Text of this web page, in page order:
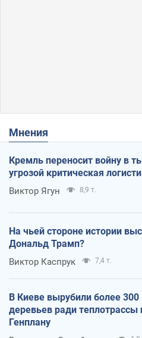
Мнения
Кремль переносит войну в
угрозой критическая
Виктор Ягун 8,9 т.
На чьей стороне истории
Дональд Трамп?
Виктор Каспрук 7,4 т.
В Киеве вырубили более
деревьев ради теплотрассы
Генплану